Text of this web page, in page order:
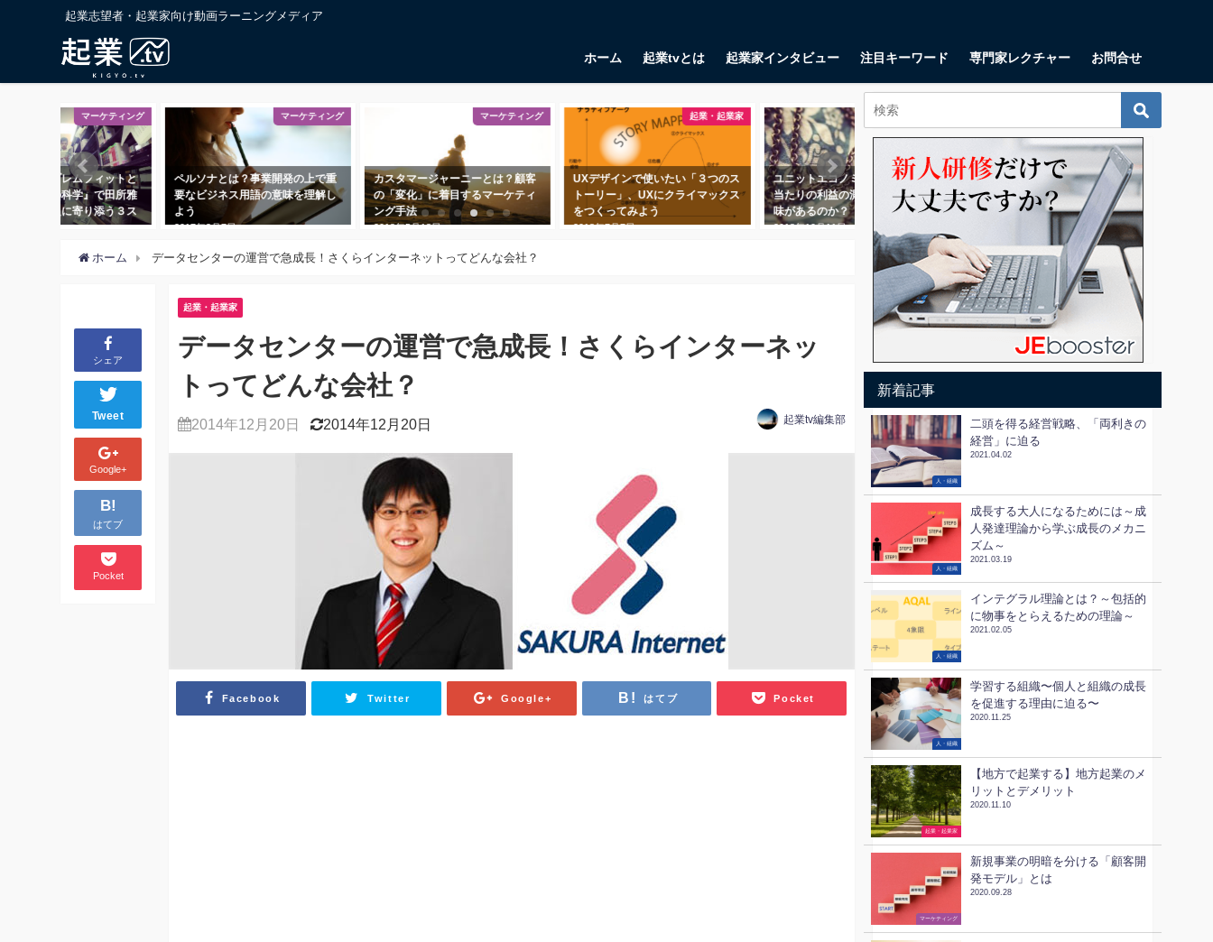
起業志望者・起業家向け動画ラーニングメディア
ホーム 起業tvとは 起業家インタビュー 注目キーワード 専門家レクチャー お問合せ
マーケティング
ルソナとは？事業開発の上で重
なビジネス用語の意味を理解し
マーケティング
カスタマージャーニーとは？顧客
の「変化」に着目するマーケティ
2018年5月18日
起業・起業家
UXデザインで使いたい「３つのス
トーリー」、UXにクライマックス
をつくってみよう
2018年7月7日
起業・起業家
ユニットエコノミクスとは？ 顧客
当たりの利益の測定に一体何の意
味があるのか？
2018年10月11日
鬼速PDCAとは？ 爆速で前進する
フレームワークの＜仕組み＞に迫
る
2018年8月11日
起業・起業家
リーンキャンバスとは？ スタート
アップが思い描くべき9つの項目
2018年1月17日
ホーム データセンターの運営で急成長！さくらインターネットってどんな会社？
シェア
Tweet
Google+
B!
はてブ
Pocket
起業・起業家
データセンターの運営で急成長！さくらインターネッ
トってどんな会社？
2014年12月20日 2014年12月20日 起業tv編集部
Facebook Twitter Google+ はてブ Pocket
新着記事
人・組織
二頭を得る経営戦略、「両利きの
経営」に迫る
2021.04.02
人・組織
成長する大人になるためには～成
人発達理論から学ぶ成長のメカニ
ズム～
2021.03.19
人・組織
インテグラル理論とは？～包括的
に物事をとらえるための理論～
2021.02.05
人・組織
学習する組織〜個人と組織の成長
を促進する理由に迫る〜
2020.11.25
起業・起業家
【地方で起業する】地方起業のメ
リットとデメリット
2020.11.10
ビジネススキル
マーケティング
新規事業の明暗を分ける「顧客開
発モデル」とは
2020.09.28